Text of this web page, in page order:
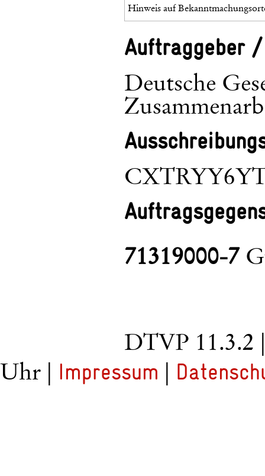
Auftraggeber
Deutsche
71319000-7
DTVP 11.3.2
Uhr | Impressum |